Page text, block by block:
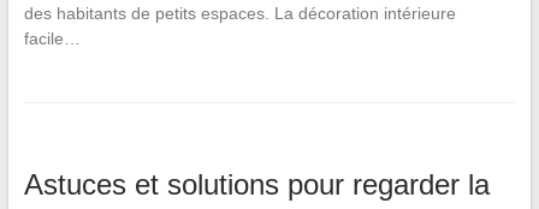
des habitants de petits espaces. La décoration intérieure
facile…
Astuces et solutions pour regarder la